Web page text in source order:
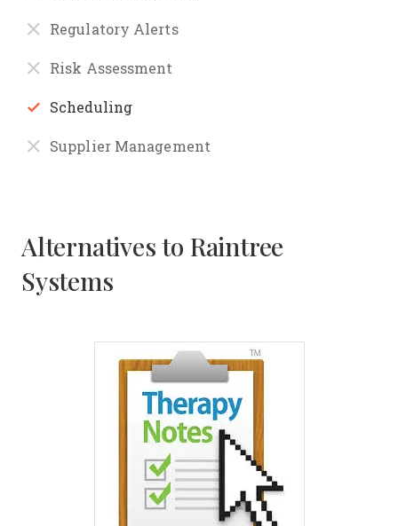
Regulatory Alerts
Risk Assessment
Scheduling
Supplier Management
Alternatives to Raintree
Systems